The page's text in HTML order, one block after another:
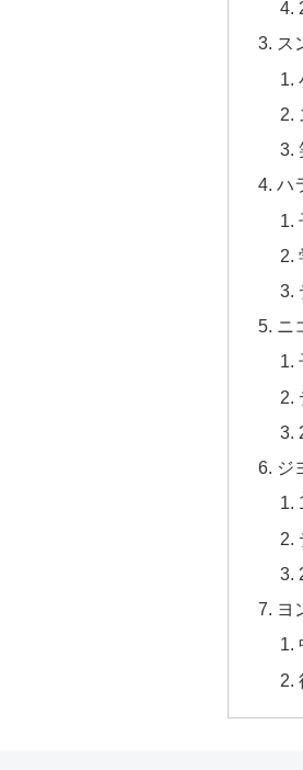
ス
ハ
ニ
ジ
ヨ